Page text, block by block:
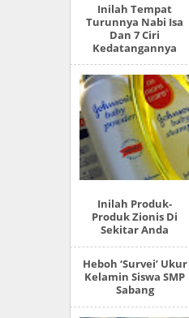
Inilah Tempat
Turunnya Nabi Isa
Dan 7 Ciri
Kedatangannya
Inilah Produk-
Produk Zionis Di
Sekitar Anda
Heboh ‘Survei’ Ukur
Kelamin Siswa SMP
Sabang